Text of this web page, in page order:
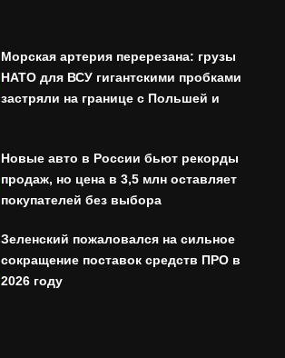
Морская артерия перерезана: грузы
НАТО для ВСУ гигантскими пробками
застряли на границе с Польшей и
Новые авто в России бьют рекорды
продаж, но цена в 3,5 млн оставляет
покупателей без выбора
Зеленский пожаловался на сильное
сокращение поставок средств ПРО в
2026 году